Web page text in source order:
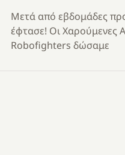
Μετά από εβδομάδες
έφτασε! Οι Χαρούμενες
Robofighters δώσαμε